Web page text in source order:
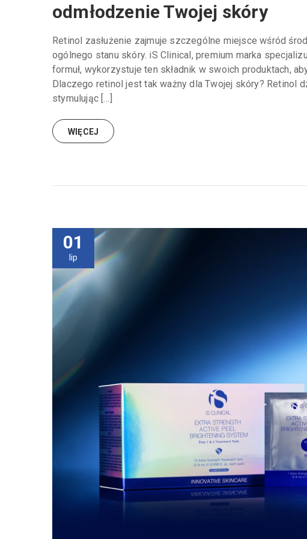
odmłodzenie Twojej skóry
Retinol zasłużenie zajmuje szczególne miejsce wśród
ogólnego stanu skóry. iS Clinical, premium marka
formuł, wykorzystuje ten składnik w swoich produktach,
Dlaczego retinol jest tak ważny dla Twojej skóry? Retinol
stymulując […]
WIĘCEJ
01
lip